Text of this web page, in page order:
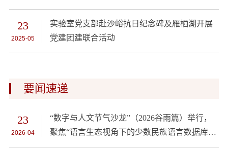
23
2025-05
实验室党支部赴沙峪抗日纪念碑及雁栖湖开展
党建团建联合活动
要闻速递
23
2026-04
“数字与人文节气沙龙”（2026谷雨篇）举行，
聚焦“语言生态视角下的少数民族语言数据库建
设”